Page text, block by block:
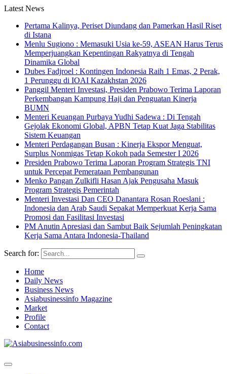
Latest News
Pertama Kalinya, Periset Diundang dan Pamerkan Hasil Riset
di Istana
Menlu Sugiono : Memasuki Usia ke-59, ASEAN Harus Terus
Memperjuangkan Kepentingan Rakyatnya di Tengah
Dinamika Global
Dubes Fadjroel : Kontingen Indonesia Raih 1 Emas, 2 Perak,
1 Perunggu di IOAI Kazakhstan 2026
Panggil Menteri Investasi, Presiden Prabowo Terima Laporan
Perkembangan Kampung Haji dan Penguatan Kinerja
BUMN
Menteri Keuangan Purbaya Yudhi Sadewa : Di Tengah
Gejolak Ekonomi Global, APBN Tetap Kuat Jaga Stabilitas
Sistem Keuangan
Menteri Perdagangan Busan : Kinerja Ekspor Menguat,
Surplus Nonmigas Tetap Kokoh pada Semester I 2026
Presiden Prabowo Terima Laporan Program Strategis TNI
untuk Percepat Pemerataan Pembangunan
Menko Pangan Zulkifli Hasan Ajak Pengusaha Masuk
Program Strategis Pemerintah
Menteri Investasi Dan CEO Danantara Rosan Roeslani :
Indonesia dan Arab Saudi Sepakat Memperkuat Kerja Sama
Promosi dan Fasilitasi Investasi
PM Anutin Apresiasi dan Sambut Baik Sejumlah Peningkatan
Kerja Sama Antara Indonesia-Thailand
Search for:
Home
Daily News
Business News
Asiabusinessinfo Magazine
Market
Profile
Contact